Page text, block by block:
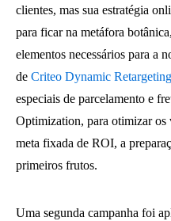
clientes, mas sua estratégia
para ficar na metáfora
elementos necessários para a
de Criteo Dynamic Retargeting
especiais de parcelamento e
Optimization, para otimizar os
meta fixada de ROI, a
primeiros frutos.
Uma segunda campanha foi